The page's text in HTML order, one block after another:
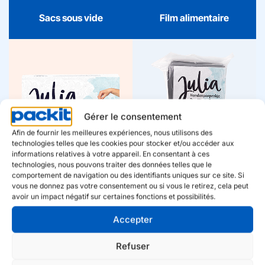
Gérer le consentement
Afin de fournir les meilleures expériences, nous utilisons des
technologies telles que les cookies pour stocker et/ou accéder aux
informations relatives à votre appareil. En consentant à ces
technologies, nous pouvons traiter des données telles que le
comportement de navigation ou des identifiants uniques sur ce site. Si
vous ne donnez pas votre consentement ou si vous le retirez, cela peut
avoir un impact négatif sur certaines fonctions et possibilités.
Accepter
Refuser
Sacs sous vide Film alimentaire
Sacs à couches
Sacs à couches
Julia rend le change sans
souci. Sachets à couches
frais avec une qualité
claire et pratique, pour
que vous soyez toujours
préparé, à la maison et en
déplacement.
Sacs à déjections
canines
Sacs à déjections
canines
Avec les sachets à
déjections canines Julia,
vous vous promenez sans
souci. Qualité fiable et
praticité fraîche, toujours
clairs et prêts pour les
déplacements.